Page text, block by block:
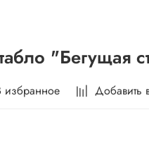
"Бегущая
избранное Добавить